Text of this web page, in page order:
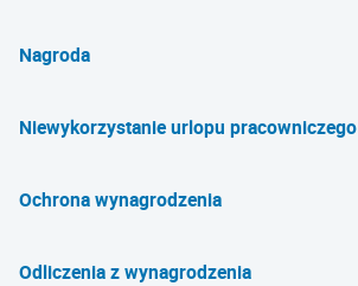
Nagroda
Niewykorzystanie urlopu pracowniczego
Ochrona wynagrodzenia
Odliczenia z wynagrodzenia